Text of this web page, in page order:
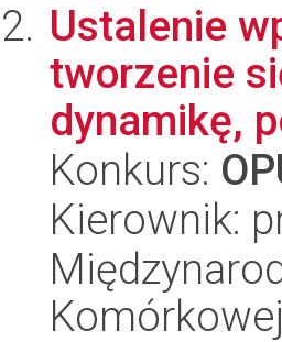
Ustalenie
tworzenie
dynamikę,
Konkurs:
Kierownik:
Komórkowej